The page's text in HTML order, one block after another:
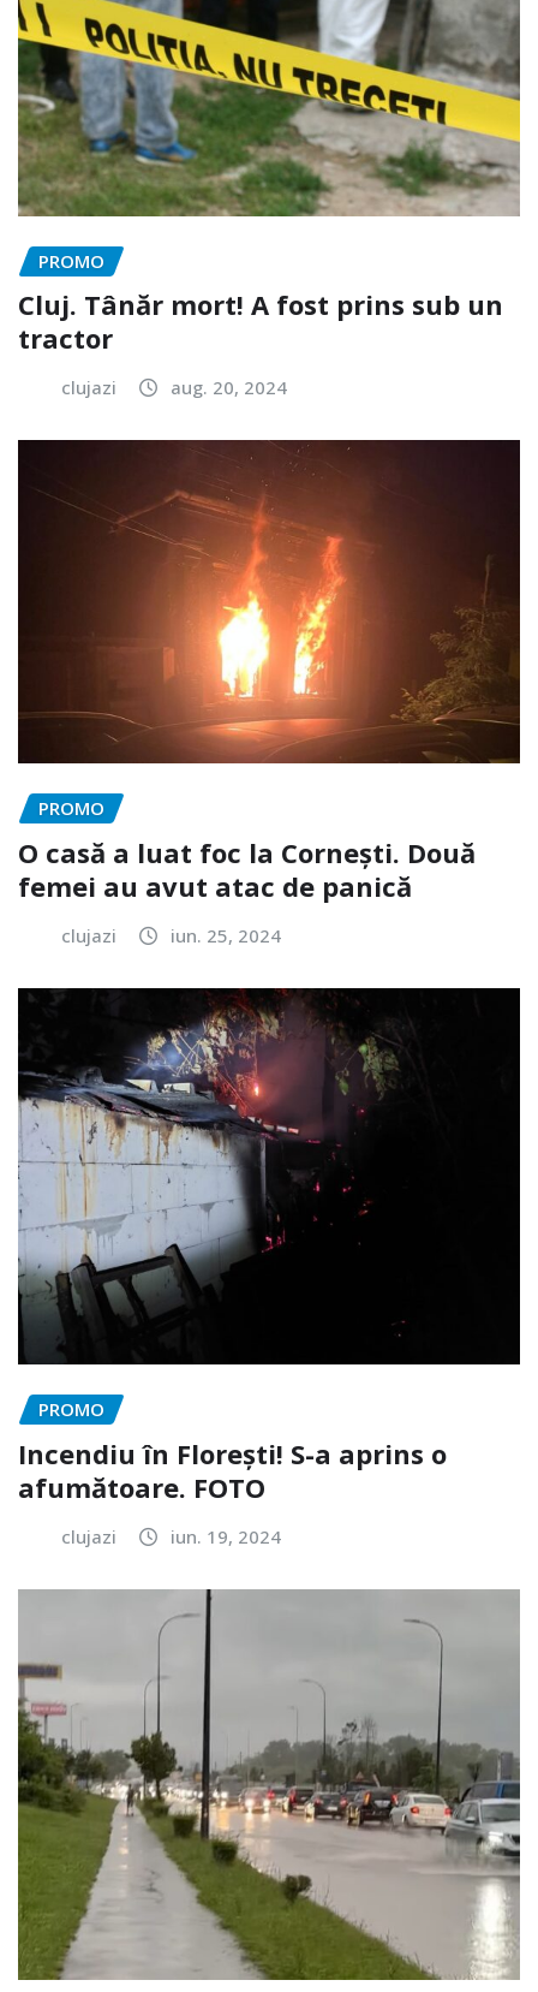
PROMO
Cluj. Tânăr mort! A fost prins sub un
tractor
clujazi aug. 20, 2024
PROMO
O casă a luat foc la Cornești. Două
femei au avut atac de panică
clujazi iun. 25, 2024
PROMO
Incendiu în Florești! S-a aprins o
afumătoare. FOTO
clujazi iun. 19, 2024